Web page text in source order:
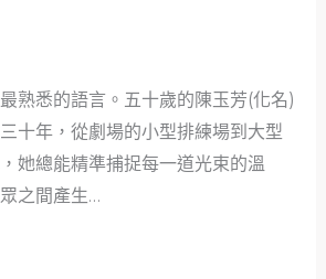
熟悉的語言。五十歲的陳玉芳(化名)
十年，從劇場的小型排練場到大型
她總能精準捕捉每一道光束的溫
之間產生…